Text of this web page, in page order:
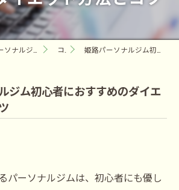
コラム 姫路パーソナルジム初心者におすすめのダイエット方法とコツ
ジム初心者におすすめのダイエ
パーソナルジムは、初心者にも優し